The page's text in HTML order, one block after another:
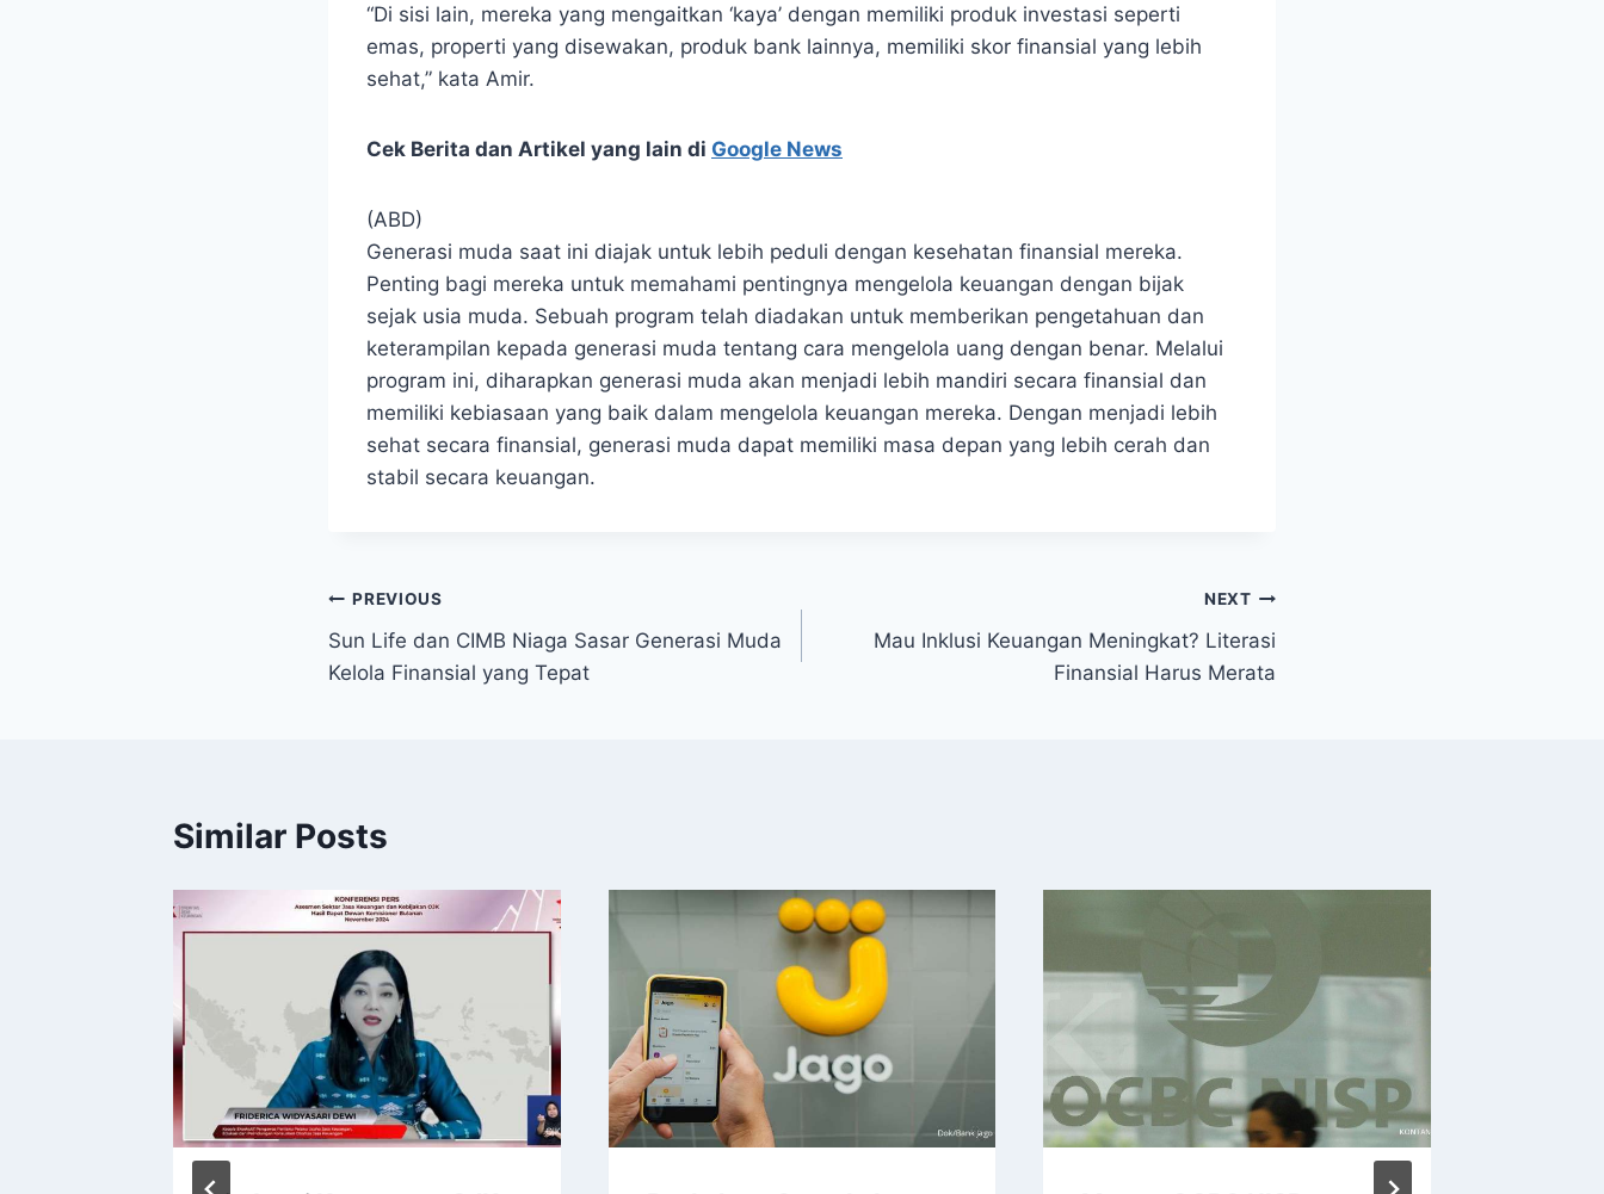
“Di sisi lain, mereka yang mengaitkan ‘kaya’ dengan memiliki produk investasi seperti
emas, properti yang disewakan, produk bank lainnya, memiliki skor finansial yang lebih
sehat,” kata Amir.
Cek Berita dan Artikel yang lain di Google News
(ABD)
Generasi muda⁢ saat ini diajak untuk lebih peduli dengan kesehatan​ finansial mereka.
Penting bagi ‌mereka untuk memahami pentingnya mengelola keuangan dengan bijak
sejak usia muda. Sebuah program telah⁢ diadakan untuk memberikan pengetahuan dan⁣
keterampilan kepada generasi muda ⁤tentang cara mengelola uang ⁢dengan benar. Melalui
program ini, diharapkan ‌generasi muda akan menjadi lebih mandiri secara finansial dan
memiliki kebiasaan yang baik dalam mengelola keuangan ⁢mereka. Dengan menjadi lebih
sehat secara finansial, generasi muda dapat memiliki masa depan yang ⁣lebih⁣ cerah dan
stabil secara keuangan.
Post
navigation
PREVIOUS
Sun Life dan CIMB Niaga Sasar Generasi Muda
Kelola Finansial yang Tepat
NEXT
Mau Inklusi Keuangan Meningkat? Literasi
Finansial Harus Merata
Similar Posts